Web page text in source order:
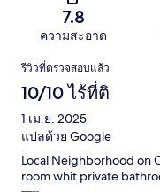
7.8
ความสะอาด
รีวิว
รีวิวที่ตรวจสอบแล้ว
10/10 ไร้ที่ติ
1 เม.ย. 2025
แปลด้วย Google
Local Neighborhood on
room whit private